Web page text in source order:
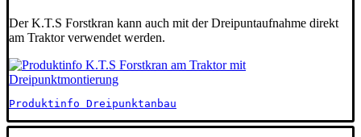
Der K.T.S Forstkran kann auch mit der Dreipuntaufnahme direkt
am Traktor verwendet werden.
Produktinfo Dreipunktanbau